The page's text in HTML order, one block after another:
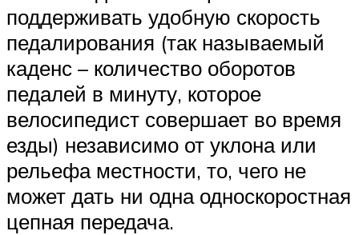
поддерживать удобную скорость
педалирования (так называемый
каденс – количество оборотов
педалей в минуту, которое
велосипедист совершает во время
езды) независимо от уклона или
рельефа местности, то, чего не
может дать ни одна односкоростная
цепная передача.